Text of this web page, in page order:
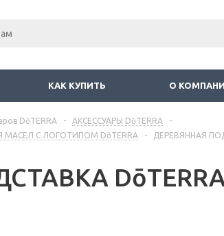
КАК КУПИТЬ О
DōTERRA - АКСЕССУАРЫ DōTERRA
-
С ЛОГОТИПОМ DōTERRA
-
ДЕРЕВЯННАЯ